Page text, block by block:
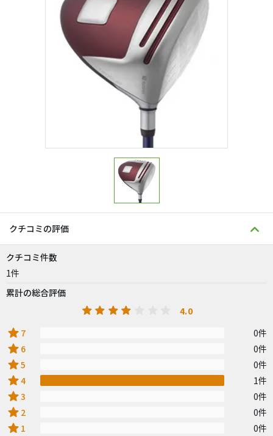
クチコミの評価
クチコミ件数
1件
累計の総合評価
4.0
star 7 0件
star 6 0件
star5 0件
star4 1件
star3 0件
star 2 0件
star 1
0件